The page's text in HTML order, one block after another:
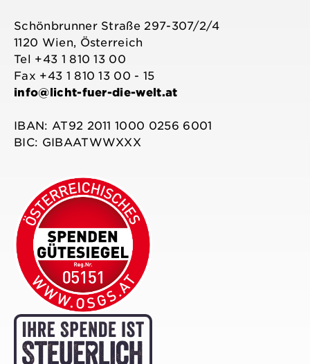
Schönbrunner Straße 297-307/2/4
1120 Wien, Österreich
Tel +43 1 810 13 00
Fax +43 1 810 13 00 - 15
info@licht-fuer-die-welt.at
IBAN: AT92 2011 1000 0256 6001
BIC: GIBAATWWXXX